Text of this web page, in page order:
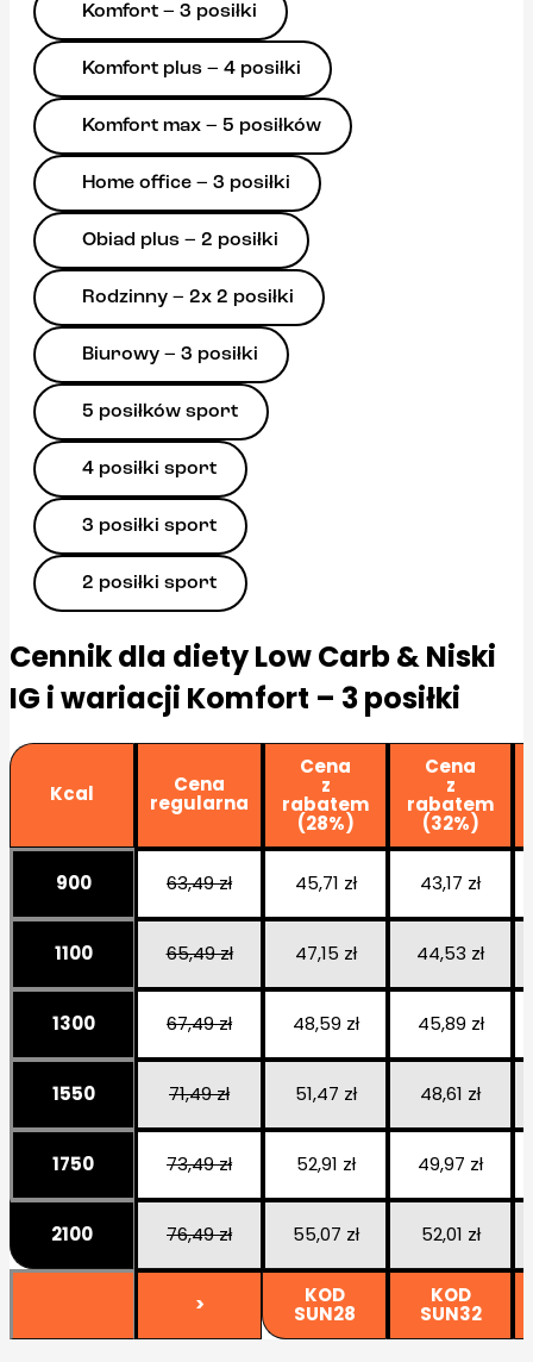
Komfort – 3 posiłki
Komfort plus – 4 posiłki
Komfort max – 5 posiłków
Home office – 3 posiłki
Obiad plus – 2 posiłki
Rodzinny – 2x 2 posiłki
Biurowy – 3 posiłki
5 posiłków sport
4 posiłki sport
3 posiłki sport
2 posiłki sport
Cennik dla diety Low Carb & Niski
IG i wariacji Komfort – 3 posiłki
Kcal Cena
regularna
Cena
z
rabatem
(28%)
Cena
z
rabatem
(32%)
900 63,49 zł 45,71 zł 43,17 zł
1100 65,49 zł 47,15 zł 44,53 zł
1300 67,49 zł 48,59 zł 45,89 zł
1550 71,49 zł 51,47 zł 48,61 zł
1750 73,49 zł 52,91 zł 49,97 zł
2100 76,49 zł 55,07 zł 52,01 zł
> KOD
SUN28
KOD
SUN32